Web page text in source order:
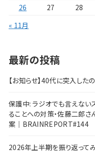
26
27 28
« 11月
最新の投稿
【お知らせ】40代に突入し
保護中: ラジオでも言えない
ることへの対策・佐藤二郎
案｜BRAINREPORT#144
2026年上半期を振り返って